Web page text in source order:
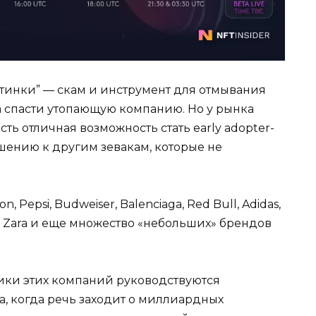
— скам и инструмент для отмывания
спасти утопающую компанию. Но у рынка
отличная возможность стать early adopter-
к другим зевакам, которые не
Pepsi, Budweiser, Balenciaga, Red Bull, Adidas,
Zara и еще множество «небольших» брендов
этих компаний руководствуются
когда речь заходит о миллиардных